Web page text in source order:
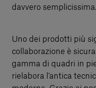
davvero semplicissima.
Uno dei prodotti più
collaborazione è
gamma di quadri in
rielabora l’antica